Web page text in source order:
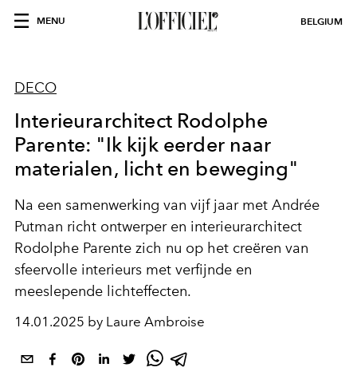
MENU BELGIUM
DECO
Interieurarchitect Rodolphe
Parente: "Ik kijk eerder naar
materialen, licht en beweging"
Na een samenwerking van vijf jaar met Andrée
Putman richt ontwerper en interieurarchitect
Rodolphe Parente zich nu op het creëren van
sfeervolle interieurs met verfijnde en
meeslepende lichteffecten.
14.01.2025 by Laure Ambroise